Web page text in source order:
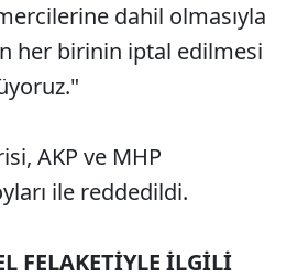
dahil olmasıyla
her birinin iptal edilmesi
AKP ve MHP
ile reddedildi.
FELAKETİYLE İLGİLİ